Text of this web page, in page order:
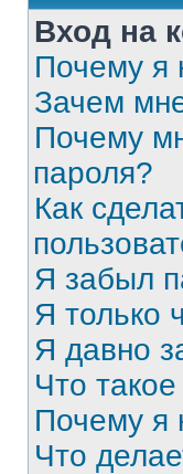
Вход на
Почему я
Зачем
Почему
пароля?
Как
Я забыл
Я только
Я давно
Что
Почему я
Что